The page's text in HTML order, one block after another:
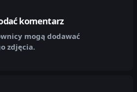
komentarz
mogą dodawać
zdjęcia.